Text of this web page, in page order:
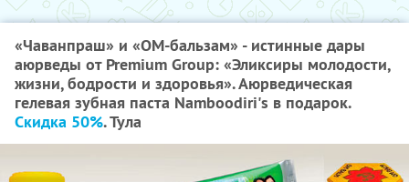
«Чаванпраш» и «ОМ-бальзам» - истинные дары
аюрведы от Premium Group: «Эликсиры молодости,
жизни, бодрости и здоровья». Аюрведическая
гелевая зубная паста Namboodiri's в подарок.
Скидка 50%. Тула